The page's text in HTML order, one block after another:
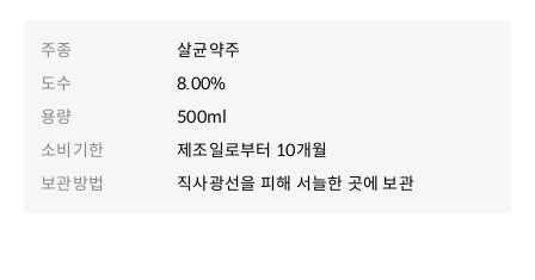
주종
살균약주
도수
8.00%
용량
500ml
소비기한
제조일로부터 10개월
보관방법
직사광선을 피해 서늘한 곳에 보관